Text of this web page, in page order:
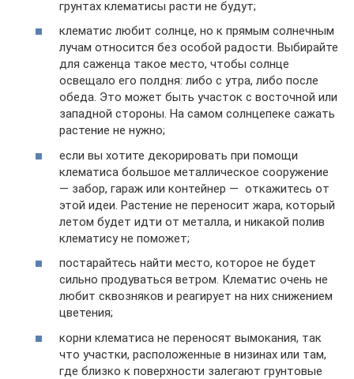
грунтах клематисы расти не будут;
клематис любит солнце, но к прямым солнечным
лучам относится без особой радости. Выбирайте
для саженца такое место, чтобы солнце
освещало его полдня: либо с утра, либо после
обеда. Это может быть участок с восточной или
западной стороны. На самом солнцепеке сажать
растение не нужно;
если вы хотите декорировать при помощи
клематиса большое металлическое сооружение
— забор, гараж или контейнер — откажитесь от
этой идеи. Растение не переносит жара, который
летом будет идти от металла, и никакой полив
клематису не поможет;
постарайтесь найти место, которое не будет
сильно продуваться ветром. Клематис очень не
любит сквозняков и реагирует на них снижением
цветения;
корни клематиса не переносят вымокания, так
что участки, расположенные в низинах или там,
где близко к поверхности залегают грунтовые